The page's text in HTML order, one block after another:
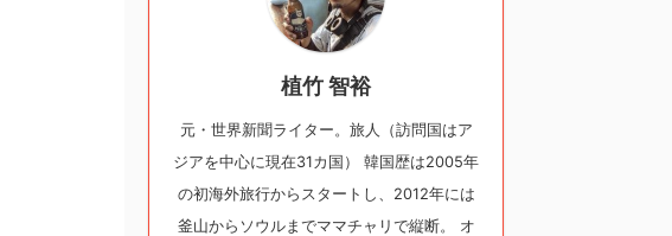
植竹 智裕
元・世界新聞ライター。旅人（訪問国はア
ジアを中心に現在31カ国） 韓国歴は2005年
の初海外旅行からスタートし、2012年には
釜山からソウルまでママチャリで縦断。 オ